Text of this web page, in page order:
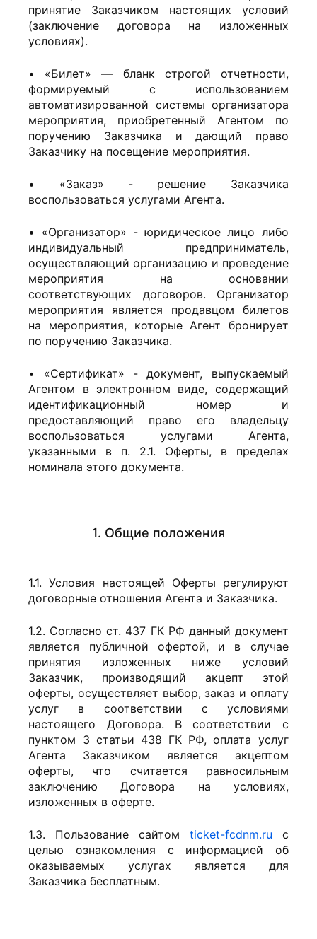
принятие Заказчиком настоящих условий
(заключение договора на изложенных
условиях).
• «Билет» — бланк строгой отчетности,
формируемый с использованием
автоматизированной системы организатора
мероприятия, приобретенный Агентом по
поручению Заказчика и дающий право
Заказчику на посещение мероприятия.
• «Заказ» - решение Заказчика
воспользоваться услугами Агента.
• «Организатор» - юридическое лицо либо
индивидуальный предприниматель,
осуществляющий организацию и проведение
мероприятия на основании
соответствующих договоров. Организатор
мероприятия является продавцом билетов
на мероприятия, которые Агент бронирует
по поручению Заказчика.
• «Сертификат» - документ, выпускаемый
Агентом в электронном виде, содержащий
идентификационный номер и
предоставляющий право его владельцу
воспользоваться услугами Агента,
указанными в п. 2.1. Оферты, в пределах
номинала этого документа.
1. Общие положения
1.1. Условия настоящей Оферты регулируют
договорные отношения Агента и Заказчика.
1.2. Согласно ст. 437 ГК РФ данный документ
является публичной офертой, и в случае
принятия изложенных ниже условий
Заказчик, производящий акцепт этой
оферты, осуществляет выбор, заказ и оплату
услуг в соответствии с условиями
настоящего Договора. В соответствии с
пунктом 3 статьи 438 ГК РФ, оплата услуг
Агента Заказчиком является акцептом
оферты, что считается равносильным
заключению Договора на условиях,
изложенных в оферте.
1.3. Пользование сайтом ticket-fcdnm.ru с
целью ознакомления с информацией об
оказываемых услугах является для
Заказчика бесплатным.